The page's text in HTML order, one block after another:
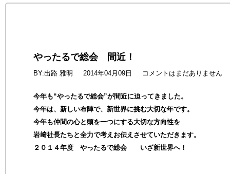
やったるで総会 間近！
BY:出路 雅明 2014年04月09日 コメントはまだありません
今年も“やったるで総会”が間近に迫ってきました。
今年は、新しい布陣で、新世界に挑む大切な年です。
今年も仲間の心と頭を一つにする大切な方向性を
岩﨑社長たちと全力で考えお伝えさせていただきます。
２０１４年度 やったるで総会 いざ新世界へ！